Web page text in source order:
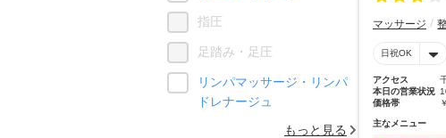
マッサージ
日祝OK
アクセス
本日の営業状況
価格帯
主なメニュー
指圧
足踏み・足圧
リンパマッサージ・リンパ
ドレナージュ
もっと見る